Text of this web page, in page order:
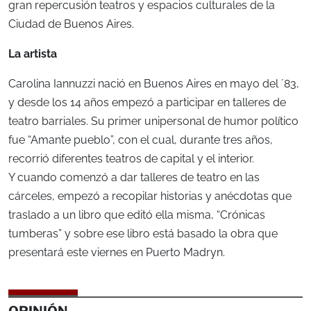
gran repercusión teatros y espacios culturales de la
Ciudad de Buenos Aires.
La artista
Carolina Iannuzzi nació en Buenos Aires en mayo del ´83,
y desde los 14 años empezó a participar en talleres de
teatro barriales. Su primer unipersonal de humor político
fue “Amante pueblo”, con el cual, durante tres años,
recorrió diferentes teatros de capital y el interior.
Y cuando comenzó a dar talleres de teatro en las
cárceles, empezó a recopilar historias y anécdotas que
traslado a un libro que editó ella misma, “Crónicas
tumberas” y sobre ese libro está basado la obra que
presentará este viernes en Puerto Madryn.